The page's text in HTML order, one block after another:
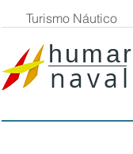
Turismo Náutico
humar
naval